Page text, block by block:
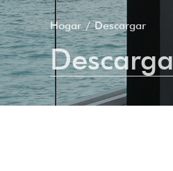
Hogar Descargar